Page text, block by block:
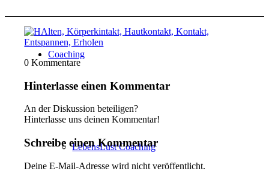
Coaching
LebensLust Coaching
0 Kommentare
Hinterlasse einen Kommentar
An der Diskussion beteiligen?
Hinterlasse uns deinen Kommentar!
Schreibe einen Kommentar
Deine E-Mail-Adresse wird nicht veröffentlicht.